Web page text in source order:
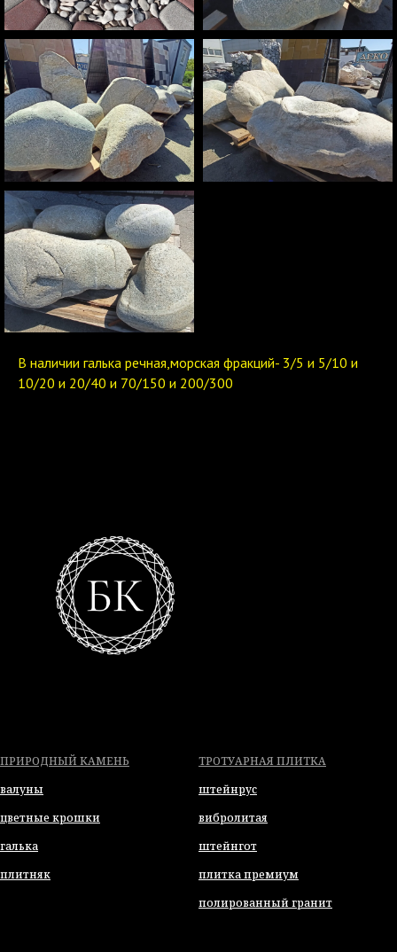
В наличии галька речная,морская фракций- 3/5 и 5/10 и
10/20 и 20/40 и 70/150 и 200/300
ПРИРОДНЫЙ КАМЕНЬ
валуны
цветные крошки
галька
плитняк
ТРОТУАРНАЯ ПЛИТКА
штейнрус
вибролитая
штейнгот
плитка премиум
полированный гранит